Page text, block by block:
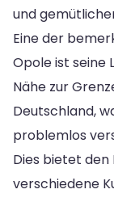
und
Eine der
Opole ist seine
Nähe zur
Deutschland,
problemlos
Dies bietet den
verschiedene